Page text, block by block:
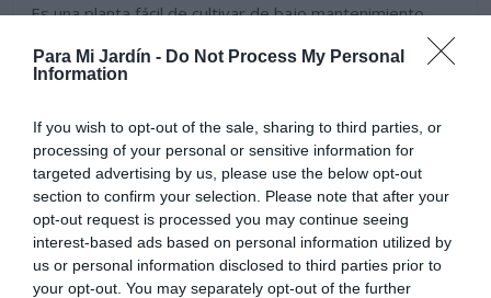
Para Mi Jardín - Do Not Process My Personal
Information
If you wish to opt-out of the sale, sharing to third parties, or
processing of your personal or sensitive information for
targeted advertising by us, please use the below opt-out
section to confirm your selection. Please note that after your
opt-out request is processed you may continue seeing
interest-based ads based on personal information utilized by
us or personal information disclosed to third parties prior to
your opt-out. You may separately opt-out of the further
Es una planta fácil de cultivar de bajo mantenimiento.
encharcar el terreno, distanciar los riegos pasadas unas
disminuir los riegos a medida que las temperaturas
bajen y la planta deje de crecer. Soporta mas sequedad
que otras variedades, tolerando zonas de sombra con
riegos ocasionales.